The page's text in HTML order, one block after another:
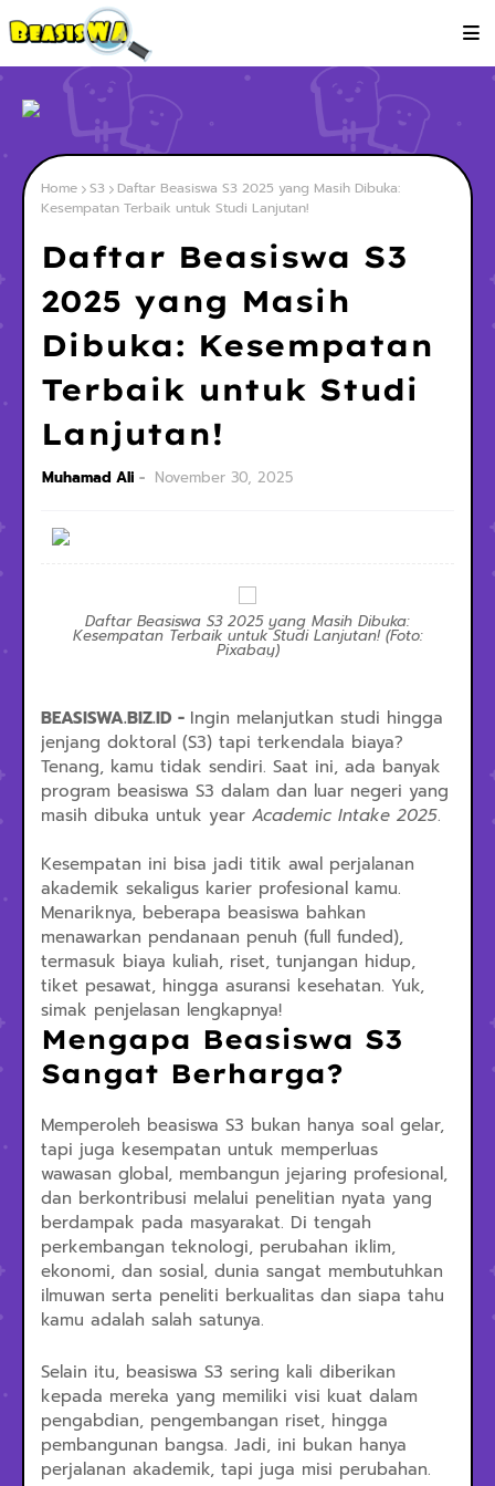
Home S3
Daftar Beasiswa S3 2025 yang Masih Dibuka:
Kesempatan Terbaik untuk Studi Lanjutan!
Daftar Beasiswa S3
2025 yang Masih
Dibuka: Kesempatan
Terbaik untuk Studi
Lanjutan!
Muhamad Ali November 30, 2025
Daftar Beasiswa S3 2025 yang Masih Dibuka:
Kesempatan Terbaik untuk Studi Lanjutan! (Foto:
Pixabay)
BEASISWA.BIZ.ID - Ingin melanjutkan studi hingga
jenjang doktoral (S3) tapi terkendala biaya?
Tenang, kamu tidak sendiri. Saat ini, ada banyak
program beasiswa S3 dalam dan luar negeri yang
masih dibuka untuk year Academic Intake 2025.
Kesempatan ini bisa jadi titik awal perjalanan
akademik sekaligus karier profesional kamu.
Menariknya, beberapa beasiswa bahkan
menawarkan pendanaan penuh (full funded),
termasuk biaya kuliah, riset, tunjangan hidup,
tiket pesawat, hingga asuransi kesehatan. Yuk,
simak penjelasan lengkapnya!
Mengapa Beasiswa S3
Sangat Berharga?
Memperoleh beasiswa S3 bukan hanya soal gelar,
tapi juga kesempatan untuk memperluas
wawasan global, membangun jejaring profesional,
dan berkontribusi melalui penelitian nyata yang
berdampak pada masyarakat. Di tengah
perkembangan teknologi, perubahan iklim,
ekonomi, dan sosial, dunia sangat membutuhkan
ilmuwan serta peneliti berkualitas dan siapa tahu
kamu adalah salah satunya.
Selain itu, beasiswa S3 sering kali diberikan
kepada mereka yang memiliki visi kuat dalam
pengabdian, pengembangan riset, hingga
pembangunan bangsa. Jadi, ini bukan hanya
perjalanan akademik, tapi juga misi perubahan.